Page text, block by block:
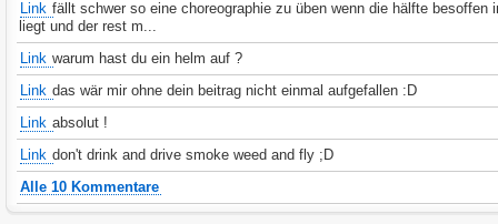
Link fällt schwer so eine choreographie zu üben wenn die hälfte besoffen
liegt und der rest m...
Link warum hast du ein helm auf ?
Link das wär mir ohne dein beitrag nicht einmal aufgefallen :D
Link absolut !
Link don't drink and drive smoke weed and fly ;D
Alle 10 Kommentare